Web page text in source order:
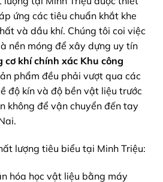
ứng các tiêu chuẩn khắt khe
và dầu khí. Chúng tôi coi việc
nền móng để xây dựng uy tín
cơ khí chính xác Khu công
phẩm đều phải vượt qua các
độ kín và độ bền vật liệu trước
không để vận chuyển đến tay
lượng tiêu biểu tại Minh Triệu:
hóa học vật liệu bằng máy